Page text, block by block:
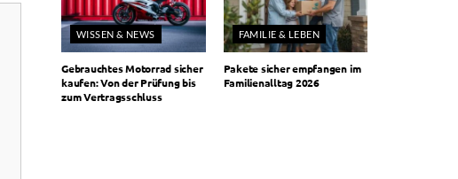
WISSEN & NEWS
Gebrauchtes Motorrad sicher
kaufen: Von der Prüfung bis
zum Vertragsschluss
FAMILIE & LEBEN
Pakete sicher empfangen im
Familienalltag 2026